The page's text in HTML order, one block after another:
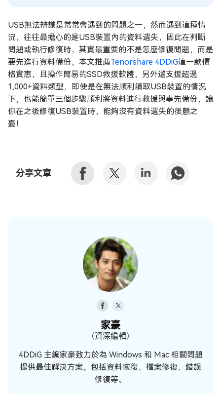
USB無法辨識是常常會遇到的問題之一，然而遇到這種情
況，往往最擔心的是USB裝置內的資料遺失，因此在判斷
問題或執行修復時，其實最重要的不是怎麼修復問題，而是
要先進行資料備份，本文推薦Tenorshare 4DDiG這一款價
格實惠，且操作簡易的SSD救援軟體，另外還支援超過
1,000+資料類型，即使是在無法順利讀取USB裝置的情況
下，也能簡單三個步驟順利將資料進行救援與事先備份，讓
你在之後修復USB裝置時，能夠沒有資料遺失的後顧之
憂！
分享文章
家豪
（資深編輯）
4DDiG 主編家豪致力於為 Windows 和 Mac 相關問題
提供最佳解決方案，包括資料恢復、檔案修復、錯誤
修復等。